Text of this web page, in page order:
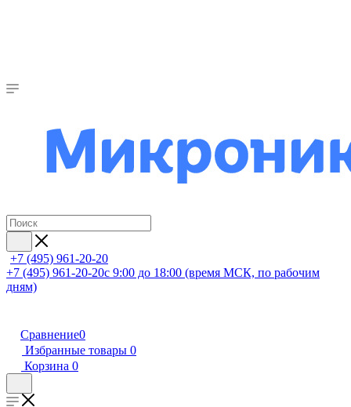
+7 (495) 961-20-20
+7 (495) 961-20-20с 9:00 до 18:00 (время МСК, по рабочим
дням)
Сравнение0
Избранные товары 0
Корзина 0